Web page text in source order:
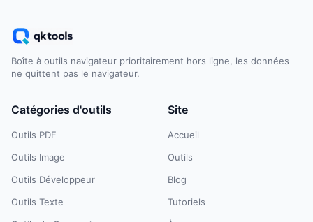
Boîte à outils navigateur prioritairement hors ligne, les données
ne quittent pas le navigateur.
Catégories d'outils
Outils PDF
Outils Image
Outils Développeur
Outils Texte
Site
Accueil
Outils
Blog
Tutoriels